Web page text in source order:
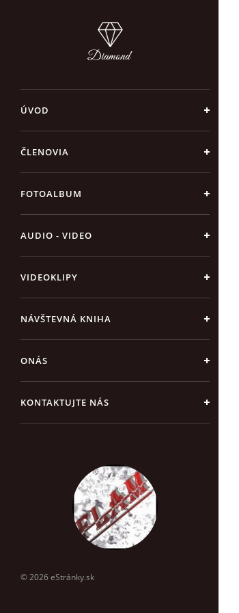
ÚVOD
ČLENOVIA
FOTOALBUM
AUDIO - VIDEO
VIDEOKLIPY
NÁVŠTEVNÁ KNIHA
ONÁS
KONTAKTUJTE NÁS
© 2026 eStránky.sk